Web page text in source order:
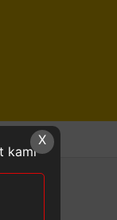
X
kami